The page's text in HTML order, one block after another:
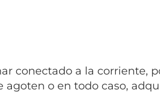
conectado a la corriente,
agoten o en todo caso,